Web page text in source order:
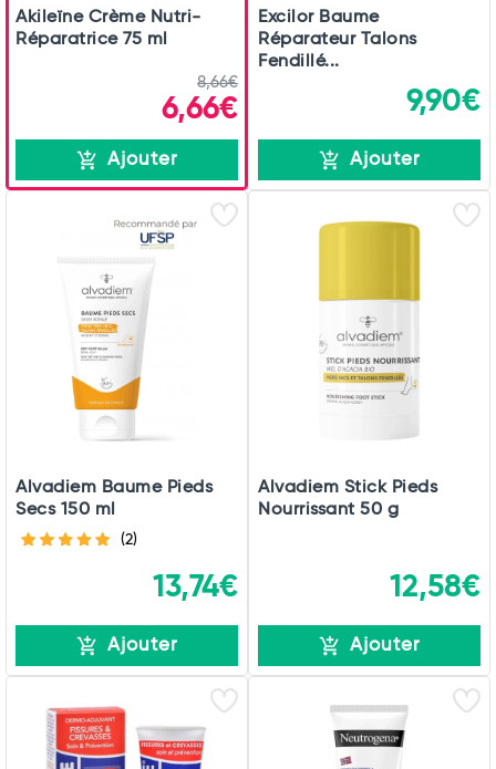
Akileïne Crème Nutri-
Réparatrice 75 ml
8,66€
6,66€
Ajouter
Excilor Baume
Réparateur Talons
Fendillé...
9,90€
Ajouter
Alvadiem Baume Pieds
Secs 150 ml
(2)
13,74€
Ajouter
Alvadiem Stick Pieds
Nourrissant 50 g
12,58€
Ajouter